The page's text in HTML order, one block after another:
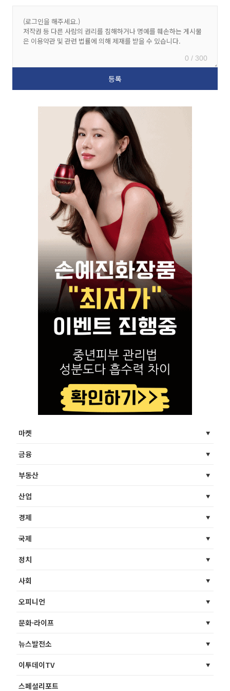
0 / 300
마켓
금융
부동산
산업
경제
국제
정치
사회
오피니언
문화·라이프
뉴스발전소
이투데이TV
스페셜리포트